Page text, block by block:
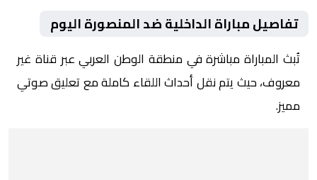
تفاصيل مباراة الداخلية ضد المنصورة اليوم
تُبث المباراة مباشرة في منطقة الوطن العربي عبر قناة غير
معروف، حيث يتم نقل أحداث اللقاء كاملة مع تعليق صوتي
مميز.